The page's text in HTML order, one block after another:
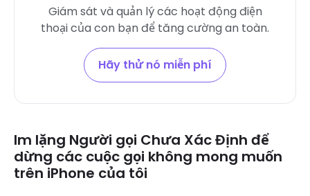
Giám sát và quản lý các hoạt động điện
thoại của con bạn để tăng cường an toàn.
Hãy thử nó miễn phí
Im lặng Người gọi Chưa Xác Định để
dừng các cuộc gọi không mong muốn
trên iPhone của tôi